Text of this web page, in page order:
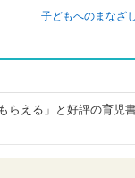
子どもへのまなざし
らえる」と好評の育